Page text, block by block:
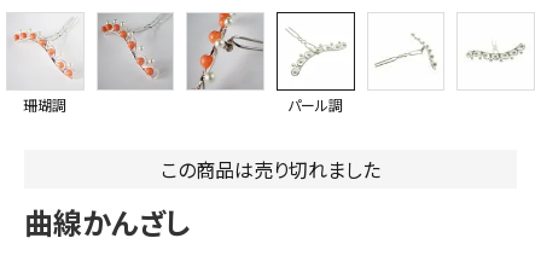
珊瑚調 パール調
この商品は売り切れました
曲線かんざし